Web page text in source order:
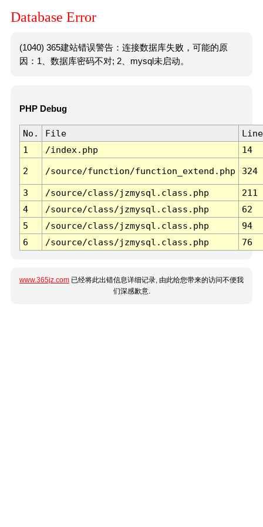
Database Error
(1040) 365建站错误警告：连接数据库失败，可能的原
因：1、数据库密码不对; 2、mysql未启动。
PHP Debug
No. File
Line
1
/index.php 14
2 /source/function/function_extend.php 324
3 /source/class/jzmysql.class.php
211
4
/source/class/jzmysql.class.php
62
5
/source/class/jzmysql.class.php
94
6
/source/class/jzmysql.class.php 76
www.365jz.com 已经将此出错信息详细记录, 由此给您带来的访问不便我
们深感歉意.